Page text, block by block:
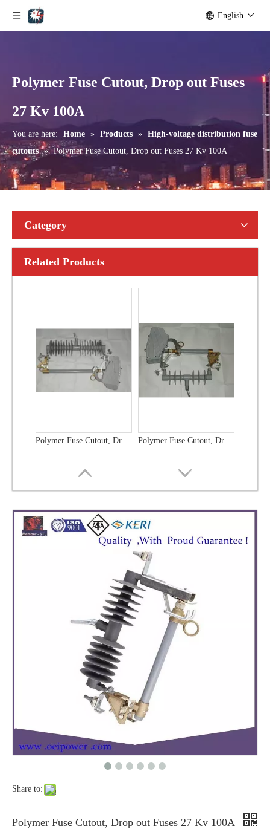
English
Polymer Fuse Cutout, Drop out Fuses
27 Kv 100A
You are here: Home » Products » High-voltage distribution fuse
cutouts » Polymer Fuse Cutout, Drop out Fuses 27 Kv 100A
Category
Related Products
Polymer Fuse Cutout, Drop out Fuses 15 Kv 100A Polymer Fuse Cutout, Drop out Fuses 15 Kv 200A
Polymer Fuse Cutout, Drop out Fuses 12 Kv 100A Polymer Fuse Cutout, Drop out Fuses 12 Kv 200A
Polymer Fuse Cutout, Drop out Fuses 18 Kv 100A
Share to:
Polymer Fuse Cutout, Drop out Fuses 27 Kv 100A